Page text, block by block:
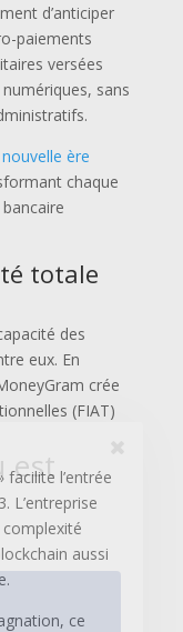
d’anticiper
paiements
versées
sans
ère
chaque
totale
des
eux. En
crée
(FIAT)
facilite l’entrée
L’entreprise
aussi
ce